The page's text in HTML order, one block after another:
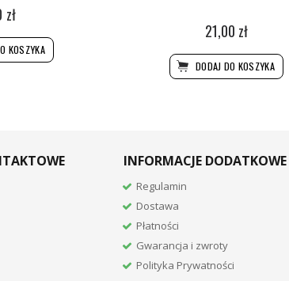
zł
KOSZYKA
21,00 zł
DODAJ DO KOSZYKA
INFORMACJE DODATKOWE
Regulamin
Dostawa
Płatności
Gwarancja i zwroty
Polityka Prywatności